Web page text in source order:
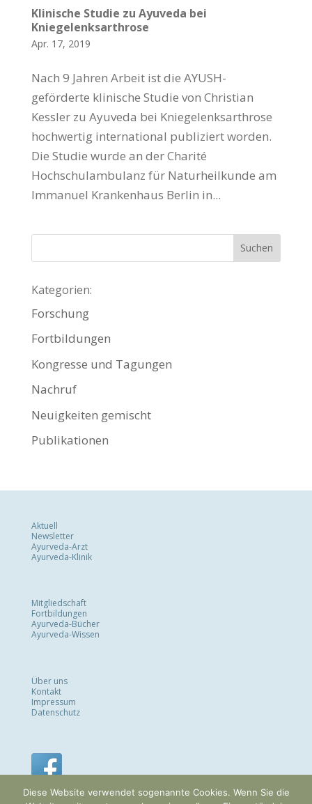
Klinische Studie zu Ayuveda bei
Kniegelenksarthrose
Apr. 17, 2019
Nach 9 Jahren Arbeit ist die AYUSH-
geförderte klinische Studie von Christian
Kessler zu Ayuveda bei Kniegelenksarthrose
hochwertig international publiziert worden.
Die Studie wurde an der Charité
Hochschulambulanz für Naturheilkunde am
Immanuel Krankenhaus Berlin in...
Kategorien:
Forschung
Fortbildungen
Kongresse und Tagungen
Nachruf
Neuigkeiten gemischt
Publikationen
Aktuell
Newsletter
Ayurveda-Arzt
Ayurveda-Klinik
Mitgliedschaft
Fortbildungen
Ayurveda-Bücher
Ayurveda-Wissen
Über uns
Kontakt
Impressum
Datenschutz
Diese Website verwendet sogenannte Cookies. Wenn Sie die